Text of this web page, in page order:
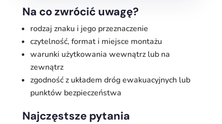
Na co zwrócić uwagę?
rodzaj znaku i jego przeznaczenie
czytelność, format i miejsce montażu
warunki użytkowania wewnątrz lub na
zewnątrz
zgodność z układem dróg ewakuacyjnych lub
punktów bezpieczeństwa
Najczęstsze pytania